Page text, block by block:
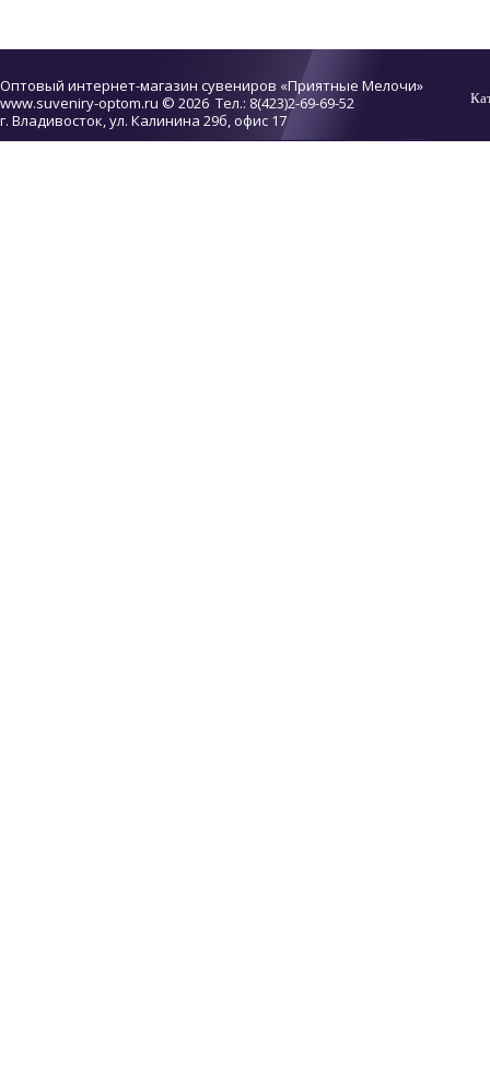
Оптовый интернет-магазин сувениров «Приятные Мелочи»
www.suveniry-optom.ru © 2026 Тел.: 8(423)2-69-69-52
г. Владивосток, ул. Калинина 29б, офис 17